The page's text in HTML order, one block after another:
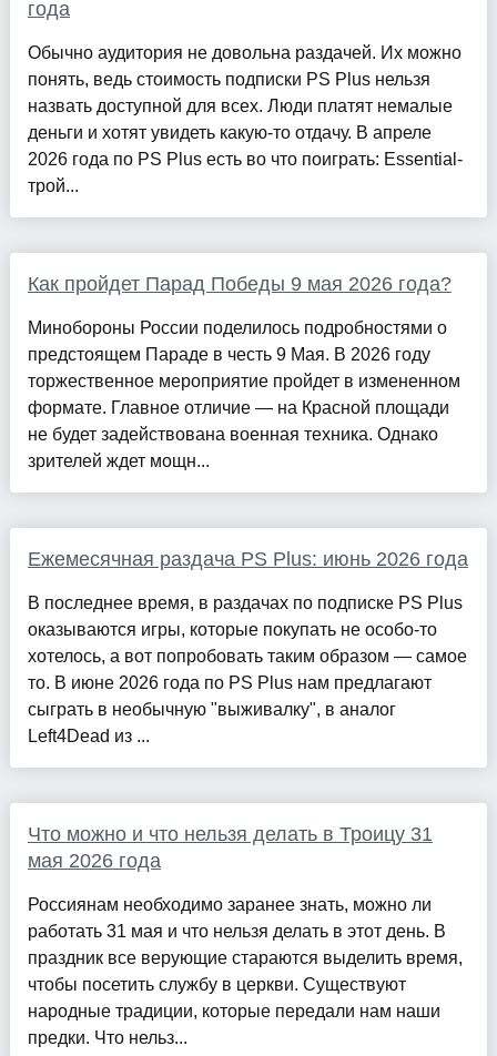
года
Обычно аудитория не довольна раздачей. Их можно
понять, ведь стоимость подписки PS Plus нельзя
назвать доступной для всех. Люди платят немалые
деньги и хотят увидеть какую-то отдачу. В апреле
2026 года по PS Plus есть во что поиграть: Essential-
трой...
Как пройдет Парад Победы 9 мая 2026 года?
Минобороны России поделилось подробностями о
предстоящем Параде в честь 9 Мая. В 2026 году
торжественное мероприятие пройдет в измененном
формате. Главное отличие — на Красной площади
не будет задействована военная техника. Однако
зрителей ждет мощн...
Ежемесячная раздача PS Plus: июнь 2026 года
В последнее время, в раздачах по подписке PS Plus
оказываются игры, которые покупать не особо-то
хотелось, а вот попробовать таким образом — самое
то. В июне 2026 года по PS Plus нам предлагают
сыграть в необычную "выживалку", в аналог
Left4Dead из ...
Что можно и что нельзя делать в Троицу 31
мая 2026 года
Россиянам необходимо заранее знать, можно ли
работать 31 мая и что нельзя делать в этот день. В
праздник все верующие стараются выделить время,
чтобы посетить службу в церкви. Существуют
народные традиции, которые передали нам наши
предки. Что нельз...